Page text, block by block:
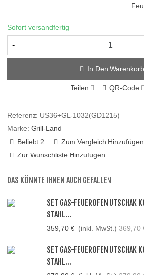
Sofort versandfertig
-
In Den Warenkorb
Teilen QR-Code
Referenz: US36+GL-1032(GD1215)
Marke: Grill-Land
Beliebt 2 Zum Vergleich Hinzufügen
Zur Wunschliste Hinzufügen
DAS KÖNNTE IHNEN AUCH GEFALLEN
SET GAS-FEUEROFEN UTSCHAK
STAHL...
359,70 € (inkl. MwSt.) 369,70
SET GAS-FEUEROFEN UTSCHAK
STAHL...